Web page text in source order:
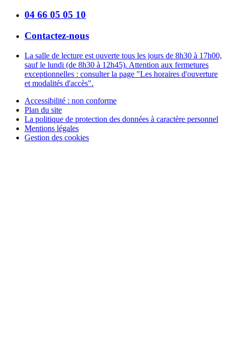
04 66 05 05 10
Contactez-nous
La salle de lecture est ouverte tous les jours de 8h30 à 17h00,
sauf le lundi (de 8h30 à 12h45). Attention aux fermetures
exceptionnelles : consulter la page "Les horaires d'ouverture
et modalités d'accès".
Accessibilité : non conforme
Plan du site
La politique de protection des données à caractère personnel
Mentions légales
Gestion des cookies